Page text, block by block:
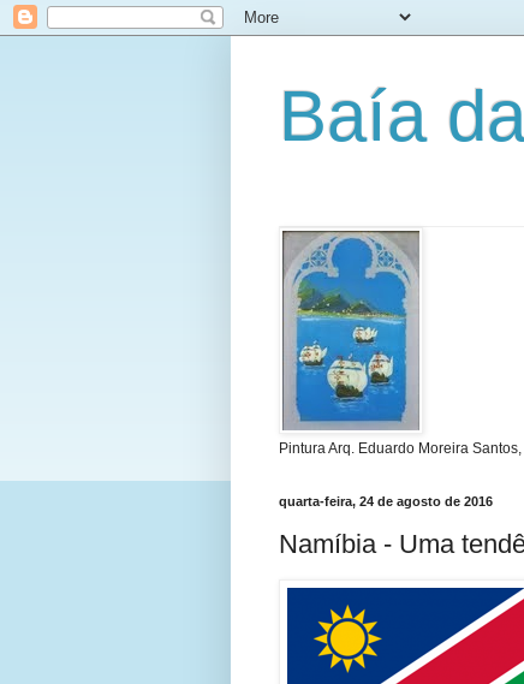
Baía
Pintura Arq. Eduardo Moreira
quarta-feira, 24 de agosto de 2016
Namíbia - Uma